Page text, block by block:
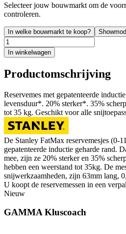
Selecteer jouw bouwmarkt om de
controleren.
In welke bouwmarkt te koop?
In winkelwagen
Productomschrijving
Reservemes met gepatenteerde
levensduur*. 20% sterker*. 35%
tot 35 kg. Geschikt voor alle
De Stanley FatMax reservemesjes (0-
gepatenteerde inductie geharde rand.
mee, zijn ze 20% sterker en 35%
hebben een weerstand tot 35kg. De
snijwerkzaamheden, zijn 63mm lang,
U koopt de reservemessen in een
Nieuw
GAMMA Kluscoach